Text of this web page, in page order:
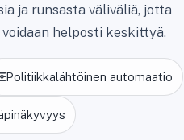
ja runsasta väliväliä, jotta
helposti keskittyä.
Politiikkalähtöinen automaatio